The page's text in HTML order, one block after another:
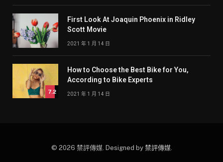
First Look At Joaquin Phoenix in Ridley
Scott Movie
2021 年 1 月 14 日
7.2
How to Choose the Best Bike for You,
According to Bike Experts
2021 年 1 月 14 日
© 2026 禁評傳媒. Designed by 禁評傳媒.